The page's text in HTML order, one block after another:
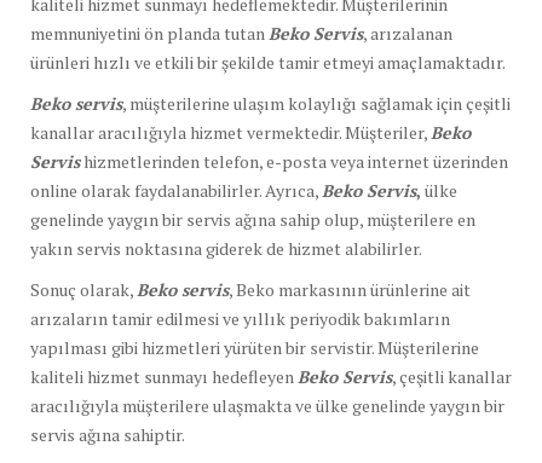
memnuniyetini ön planda tutan Beko Servis, arızalanan
ürünleri hızlı ve etkili bir şekilde tamir etmeyi amaçlamaktadır.
Beko servis, müşterilerine ulaşım kolaylığı sağlamak için çeşitli
kanallar aracılığıyla hizmet vermektedir. Müşteriler, Beko
Servishizmetlerinden telefon, e-posta veya internet üzerinden
online olarak faydalanabilirler. Ayrıca, Beko Servis, ülke
genelinde yaygın bir servis ağına sahip olup, müşterilere en
yakın servis noktasına giderek de hizmet alabilirler.
Sonuç olarak, Beko servis, Beko markasının ürünlerine ait
arızaların tamir edilmesi ve yıllık periyodik bakımların
yapılması gibi hizmetleri yürüten bir servistir. Müşterilerine
kaliteli hizmet sunmayı hedefleyen Beko Servis, çeşitli kanallar
aracılığıyla müşterilere ulaşmakta ve ülke genelinde yaygın bir
servis ağına sahiptir.